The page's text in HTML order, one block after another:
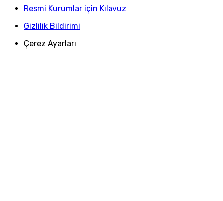
Resmi Kurumlar için Kılavuz
Gizlilik Bildirimi
Çerez Ayarları